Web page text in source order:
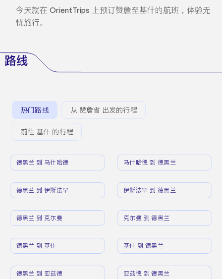
今天就在 OrientTrips 上预订赞詹至基什的航班，体验无
忧旅行。
路线
热门路线 从 赞詹省 出发的行程
前往 基什 的行程
德黑兰 到 马什哈德 马什哈德 到 德黑兰
德黑兰 到 伊斯法罕 伊斯法罕 到 德黑兰
德黑兰 到 克尔曼 克尔曼 到 德黑兰
德黑兰 到 基什 基什 到 德黑兰
德黑兰 到 亚兹德 亚兹德 到 德黑兰